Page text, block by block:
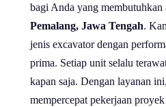
bagi Anda yang
Pemalang, Jawa Tengah.
jenis excavator dengan
prima. Setiap unit selalu
kapan saja. Dengan layanan
mempercepat pekerjaan